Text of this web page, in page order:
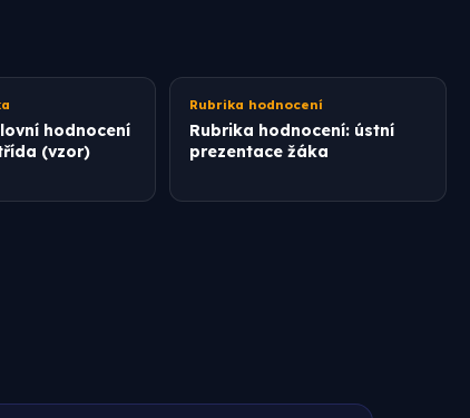
hodnocení
(vzor)
Rubrika hodnocení
Rubrika hodnocení: ústní
prezentace žáka